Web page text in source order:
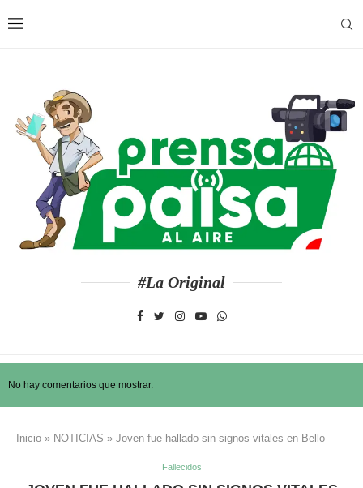
#La Original
No hay comentarios que mostrar.
Inicio » NOTICIAS » Joven fue hallado sin signos vitales en Bello
Fallecidos